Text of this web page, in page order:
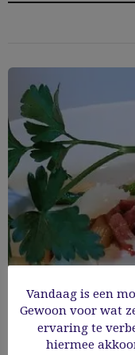
Penne met
Vandaag is een
Gewoon voor wat
ervaring te
hiermee